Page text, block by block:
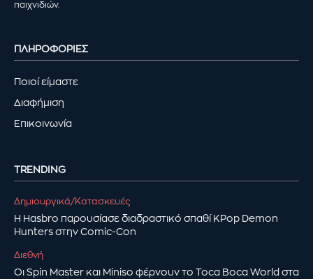
παιχνιδιών.
ΠΛΗΡΟΦΟΡΙΕΣ
Ποιοί είμαστε
Διαφήμιση
Επικοινωνία
TRENDING
Δημιουργικά/Κατασκευές
Η Hasbro παρουσίασε διαδραστικό σπαθί KPop Demon
Hunters στην Comic-Con
Διεθνή
Οι Spin Master και Miniso φέρνουν το Toca Boca World στα